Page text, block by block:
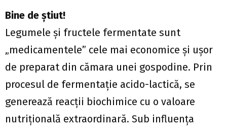
Bine de ştiut!
Legumele şi fructele fermentate sunt
„medicamentele” cele mai economice şi uşor
de preparat din cămara unei gospodine. Prin
procesul de fermentaţie acido-lactică, se
generează reacţii biochimice cu o valoare
nutriţională extraordinară. Sub influenţa